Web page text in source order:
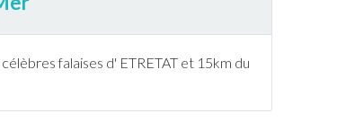
falaises d' ETRETAT et 15km du